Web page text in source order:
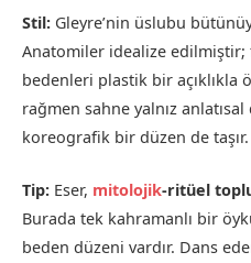
Stil: Gleyre’nin üslubu
Anatomiler idealize edilmiştir;
bedenleri plastik bir açıklıkla
rağmen sahne yalnız
koreografik bir düzen de taşır.
Tip: Eser, mitolojik-ritüel
Burada tek kahramanlı bir
beden düzeni vardır. Dans